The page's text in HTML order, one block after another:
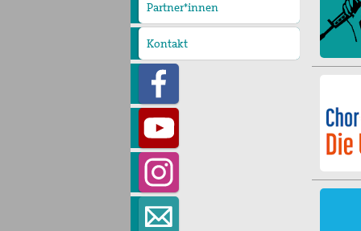
Partner*innen
Kontakt